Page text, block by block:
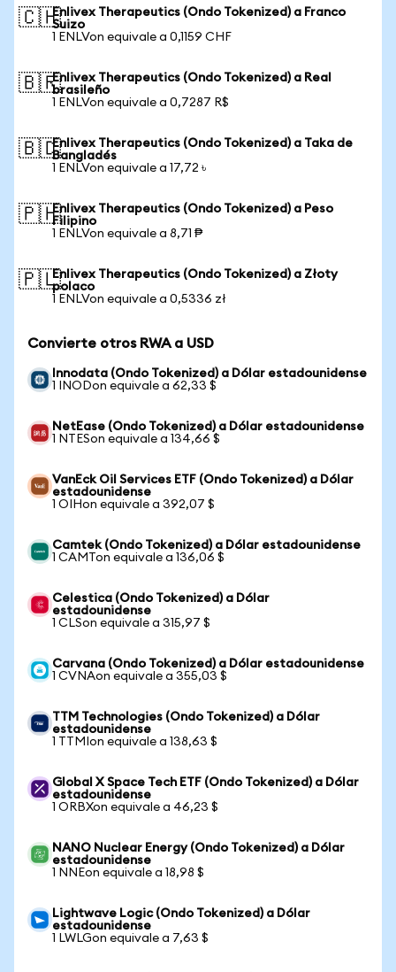
🇨🇭Enlivex Therapeutics (Ondo Tokenized) a Franco
Suizo
1 ENLVon equivale a 0,1159 CHF
🇧🇷Enlivex Therapeutics (Ondo Tokenized) a Real
brasileño
1 ENLVon equivale a 0,7287 R$
🇧🇩Enlivex Therapeutics (Ondo Tokenized) a Taka de
Bangladés
1 ENLVon equivale a 17,72 ৳
🇵🇭Enlivex Therapeutics (Ondo Tokenized) a Peso
Filipino
1 ENLVon equivale a 8,71 ₱
🇵🇱Enlivex Therapeutics (Ondo Tokenized) a Złoty
polaco
1 ENLVon equivale a 0,5336 zł
Convierte otros RWA a USD
Innodata (Ondo Tokenized) a Dólar estadounidense
1 INODon equivale a 62,33 $
NetEase (Ondo Tokenized) a Dólar estadounidense
1 NTESon equivale a 134,66 $
VanEck Oil Services ETF (Ondo Tokenized) a Dólar
estadounidense
1 OIHon equivale a 392,07 $
Camtek (Ondo Tokenized) a Dólar estadounidense
1 CAMTon equivale a 136,06 $
Celestica (Ondo Tokenized) a Dólar
estadounidense
1 CLSon equivale a 315,97 $
Carvana (Ondo Tokenized) a Dólar estadounidense
1 CVNAon equivale a 355,03 $
TTM Technologies (Ondo Tokenized) a Dólar
estadounidense
1 TTMIon equivale a 138,63 $
Global X Space Tech ETF (Ondo Tokenized) a Dólar
estadounidense
1 ORBXon equivale a 46,23 $
NANO Nuclear Energy (Ondo Tokenized) a Dólar
estadounidense
1 NNEon equivale a 18,98 $
Lightwave Logic (Ondo Tokenized) a Dólar
estadounidense
1 LWLGon equivale a 7,63 $